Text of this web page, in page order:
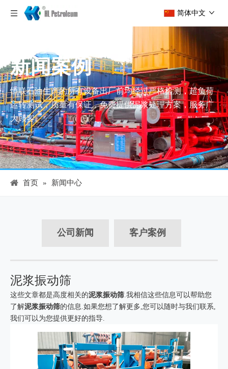
简体中文
新闻案例
恒联石油生产的所有设备出厂前均经过严格检测，超负荷
运转测试，质量有保证，免费提供泥浆处理方案，服务广
大顾客。
首页 » 新闻中心
公司新闻 客户案例
泥浆振动筛
这些文章都是高度相关的泥浆振动筛.我相信这些信息可以帮助您
了解泥浆振动筛的信息.如果您想了解更多,您可以随时与我们联系,
我们可以为您提供更好的指导.